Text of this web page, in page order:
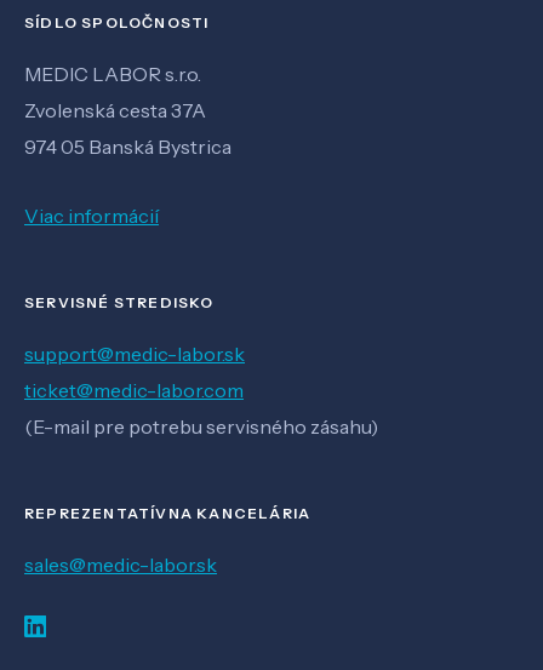
SÍDLO SPOLOČNOSTI
MEDIC LABOR s.r.o.
Zvolenská cesta 37A
974 05 Banská Bystrica
Viac informácií
SERVISNÉ STREDISKO
support@medic-labor.sk
ticket@medic-labor.com
(E-mail pre potrebu servisného zásahu)
REPREZENTATÍVNA KANCELÁRIA
sales@medic-labor.sk